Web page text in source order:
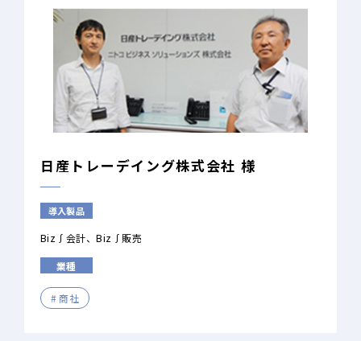
日産トレーデイング株式会社 様
導入製品
Biz∫会計 Biz∫販売
業種
商社